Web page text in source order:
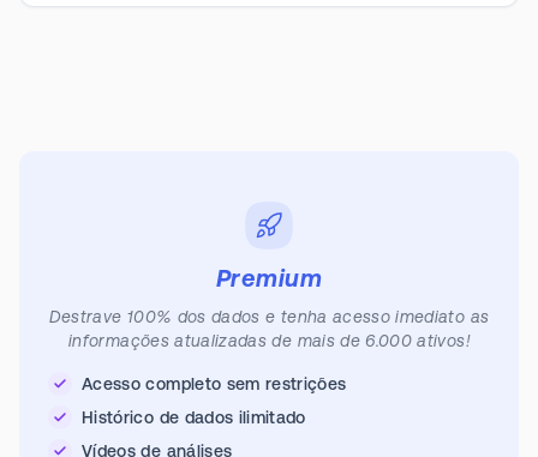
Premium
Destrave 100% dos dados e tenha acesso imediato as
informações atualizadas de mais de 6.000 ativos!
Acesso completo sem restrições
Histórico de dados ilimitado
Vídeos de análises